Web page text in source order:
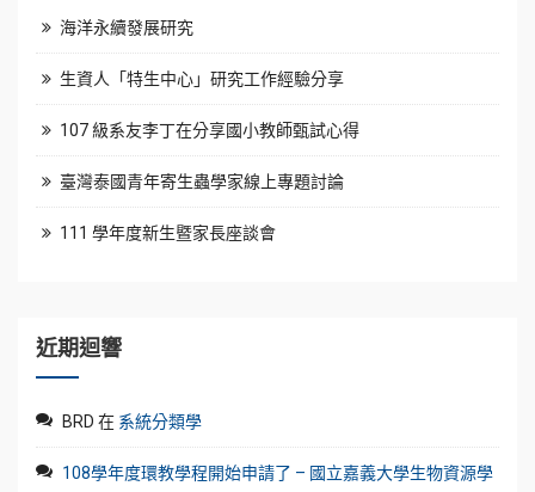
海洋永續發展研究
生資人「特生中心」研究工作經驗分享
107 級系友李丁在分享國小教師甄試心得
臺灣泰國青年寄生蟲學家線上專題討論
111 學年度新生暨家長座談會
近期迴響
BRD 在 系統分類學
108學年度環教學程開始申請了 – 國立嘉義大學生物資源學